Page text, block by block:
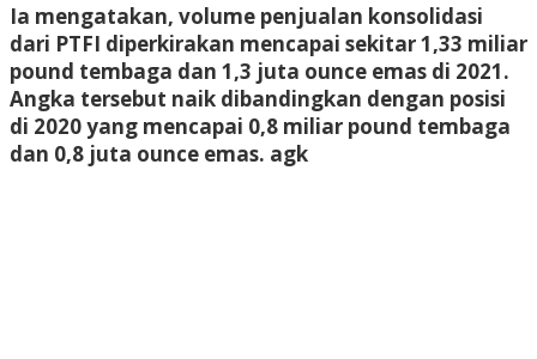
Ia mengatakan, volume penjualan konsolidasi
dari PTFI diperkirakan mencapai sekitar 1,33 miliar
pound tembaga dan 1,3 juta ounce emas di 2021.
Angka tersebut naik dibandingkan dengan posisi
di 2020 yang mencapai 0,8 miliar pound tembaga
dan 0,8 juta ounce emas. agk